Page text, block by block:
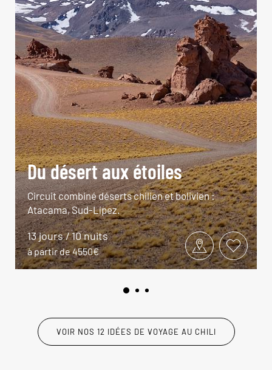
Du désert aux étoiles
Circuit combiné déserts chilien et bolivien :
Atacama, Sud-Lípez.
13 jours / 10 nuits
à partir de 4550€
VOIR NOS 12 IDÉES DE VOYAGE AU CHILI